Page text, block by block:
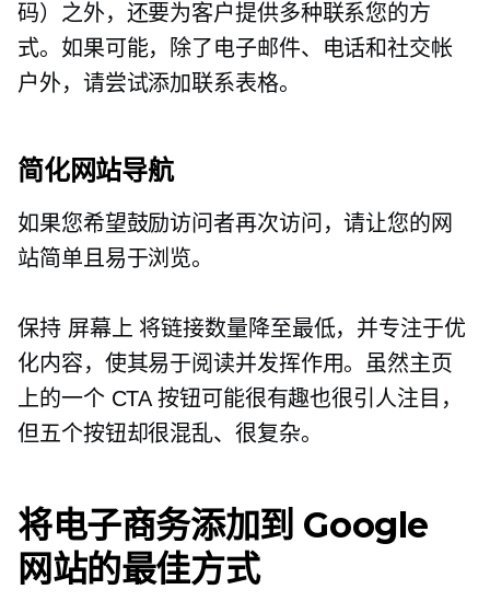
码）之外，还要为客户提供多种联系您的方
式。如果可能，除了电子邮件、电话和社交帐
户外，请尝试添加联系表格。
简化网站导航
如果您希望鼓励访问者再次访问，请让您的网
站简单且易于浏览。
保持 屏幕上 将链接数量降至最低，并专注于优
化内容，使其易于阅读并发挥作用。虽然主页
上的一个 CTA 按钮可能很有趣也很引人注目，
但五个按钮却很混乱、很复杂。
将电子商务添加到 Google
网站的最佳方式